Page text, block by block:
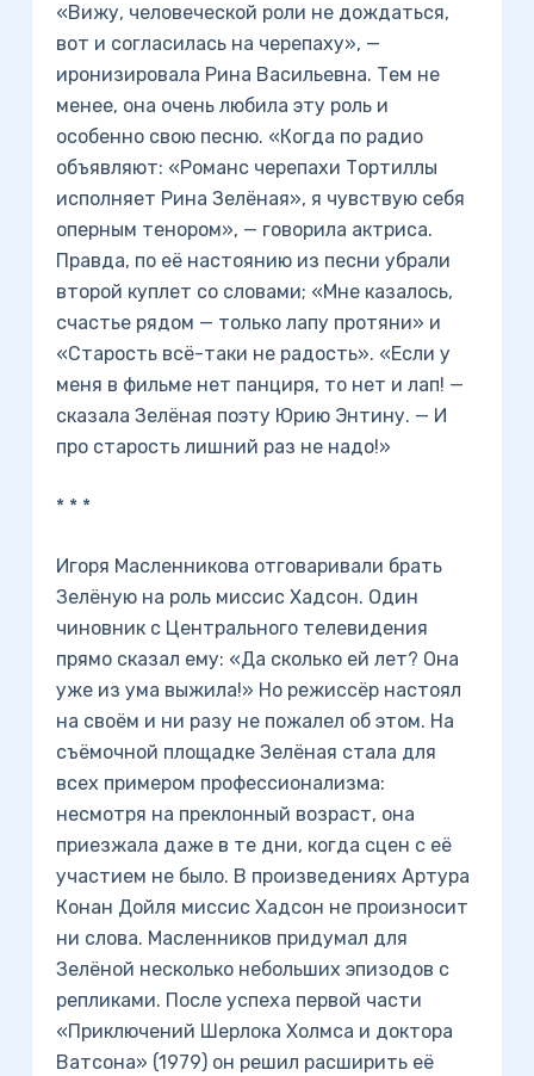
«Вижу, человеческой роли не дождаться,
вот и согласилась на черепаху», —
иронизировала Рина Васильевна. Тем не
менее, она очень любила эту роль и
особенно свою песню. «Когда по радио
объявляют: «Романс черепахи Тортиллы
исполняет Рина Зелёная», я чувствую себя
оперным тенором», — говорила актриса.
Правда, по её настоянию из песни убрали
второй куплет со словами; «Мне казалось,
счастье рядом — только лапу протяни» и
«Старость всё-таки не радость». «Если у
меня в фильме нет панциря, то нет и лап! —
сказала Зелёная поэту Юрию Энтину. — И
про старость лишний раз не надо!»
* * *
Игоря Масленникова отговаривали брать
Зелёную на роль миссис Хадсон. Один
чиновник с Центрального телевидения
прямо сказал ему: «Да сколько ей лет? Она
уже из ума выжила!» Но режиссёр настоял
на своём и ни разу не пожалел об этом. На
съёмочной площадке Зелёная стала для
всех примером профессионализма:
несмотря на преклонный возраст, она
приезжала даже в те дни, когда сцен с её
участием не было. В произведениях Артура
Конан Дойля миссис Хадсон не произносит
ни слова. Масленников придумал для
Зелёной несколько небольших эпизодов с
репликами. После успеха первой части
«Приключений Шерлока Холмса и доктора
Ватсона» (1979) он решил расширить её